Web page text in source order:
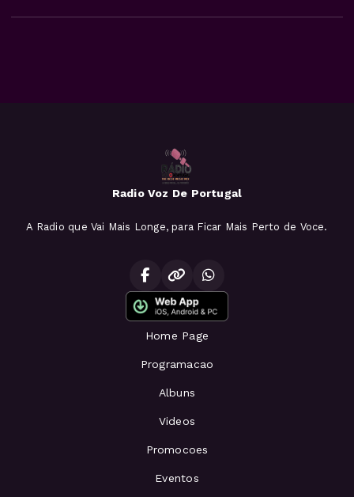
Radio Voz De Portugal
A Radio que Vai Mais Longe, para Ficar Mais Perto de Voce.
Home Page
Programacao
Albuns
Videos
Promocoes
Eventos